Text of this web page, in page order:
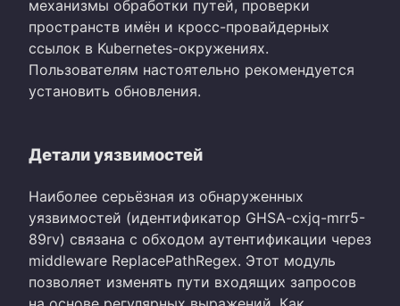
механизмы обработки путей, проверки
пространств имён и кросс-провайдерных
ссылок в Kubernetes-окружениях.
Пользователям настоятельно рекомендуется
установить обновления.
Детали уязвимостей
Наиболее серьёзная из обнаруженных
уязвимостей (идентификатор GHSA-cxjq-mrr5-
89rv) связана с обходом аутентификации через
middleware ReplacePathRegex. Этот модуль
позволяет изменять пути входящих запросов